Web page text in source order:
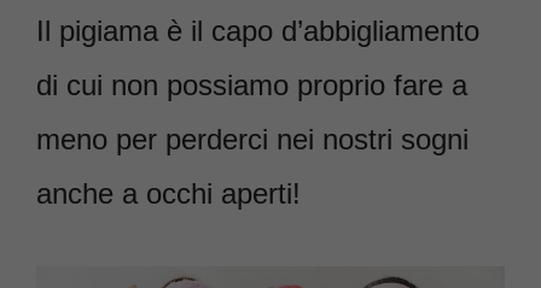
Il pigiama è il capo d’abbigliamento
di cui non possiamo proprio fare a
meno per perderci nei nostri sogni
anche a occhi aperti!